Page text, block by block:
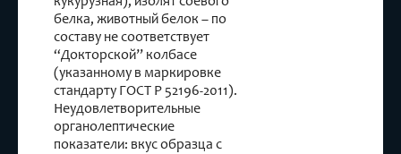
белка, животный белок – по
составу не соответствует
“Докторской” колбасе
(указанному в маркировке
стандарту ГОСТ Р 52196-2011).
Неудовлетворительные
органолептические
показатели: вкус образца с